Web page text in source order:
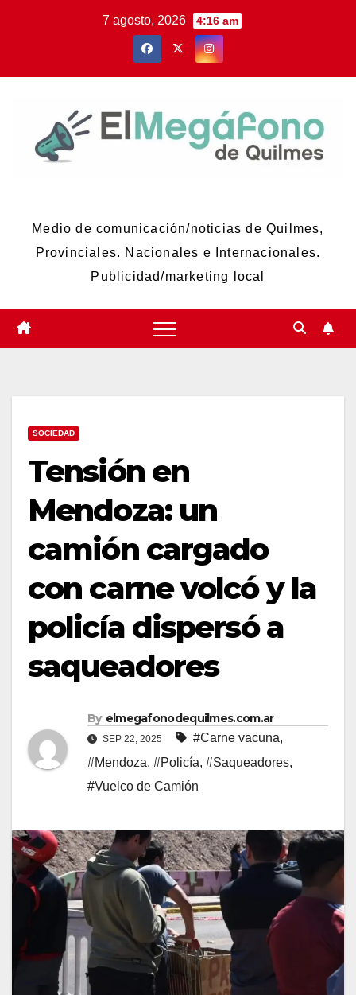
7 agosto, 2026 4:16 am
Medio de comunicación/noticias de Quilmes,
Provinciales. Nacionales e Internacionales.
Publicidad/marketing local
SOCIEDAD
Tensión en
Mendoza: un
camión cargado
con carne volcó y la
policía dispersó a
saqueadores
By elmegafonodequilmes.com.ar
SEP 22, 2025 #Carne vacuna,
#Mendoza, #Policía, #Saqueadores,
#Vuelco de Camión